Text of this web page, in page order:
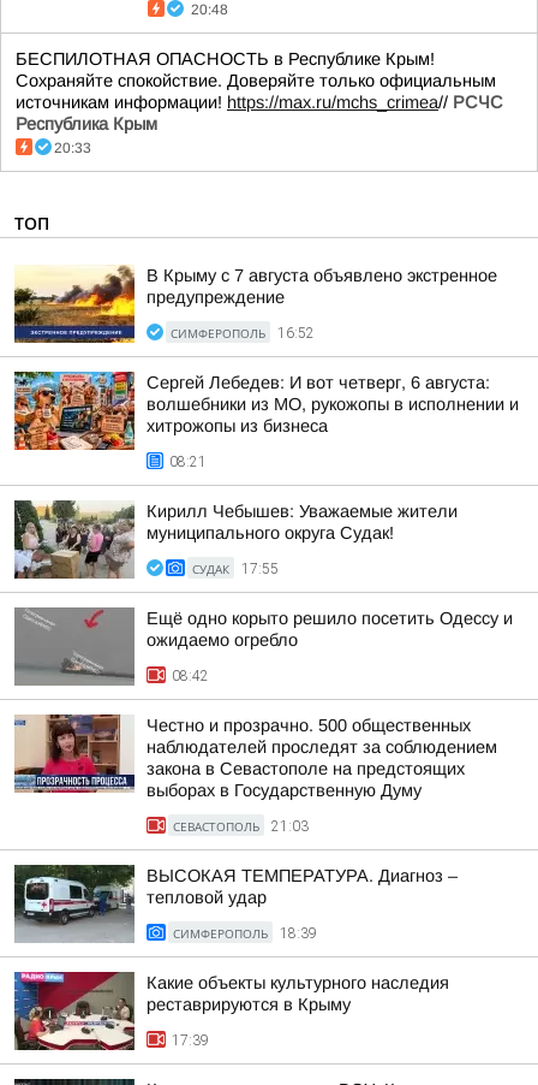
20:48
БЕСПИЛОТНАЯ ОПАСНОСТЬ в Республике Крым!
Сохраняйте спокойствие. Доверяйте только официальным
источникам информации! https://max.ru/mchs_crimea// РСЧС
Республика Крым
20:33
ТОП
В Крыму с 7 августа объявлено экстренное
предупреждение
СИМФЕРОПОЛЬ 16:52
Сергей Лебедев: И вот четверг, 6 августа:
волшебники из МО, рукожопы в исполнении и
хитрожопы из бизнеса
08:21
Кирилл Чебышев: Уважаемые жители
муниципального округа Судак!
СУДАК 17:55
Ещё одно корыто решило посетить Одессу и
ожидаемо огребло
08:42
Честно и прозрачно. 500 общественных
наблюдателей проследят за соблюдением
закона в Севастополе на предстоящих
выборах в Государственную Думу
СЕВАСТОПОЛЬ 21:03
ВЫСОКАЯ ТЕМПЕРАТУРА. Диагноз –
тепловой удар
СИМФЕРОПОЛЬ 18:39
Какие объекты культурного наследия
реставрируются в Крыму
17:39